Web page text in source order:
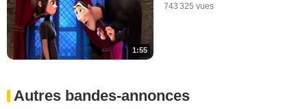
1:55
743 325 vues
Autres bandes-annonces